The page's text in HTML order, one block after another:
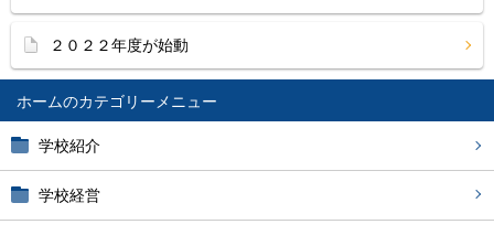
ホーム
学校紹介
学校経営
２０２２年度が始動